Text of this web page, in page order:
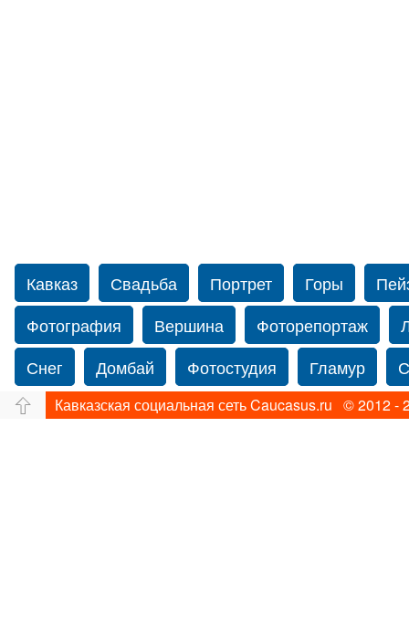
Кавказ Свадьба Портрет Горы
Фотография
Вершина Фоторепортаж
Снег
Домбай Фотостудия Гламур
Путешествие
Перевал Свадьба фото
Кавказская социальная сеть Caucasus.ru © 2012 -